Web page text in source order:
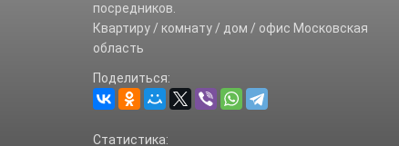
посредников.
Квартиру / комнату / дом / офис Московская
область
Поделиться:
Статистика: